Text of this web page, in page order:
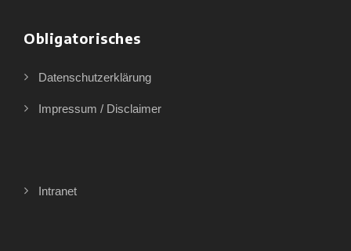
Obligatorisches
Datenschutzerklärung
Impressum / Disclaimer
Intranet